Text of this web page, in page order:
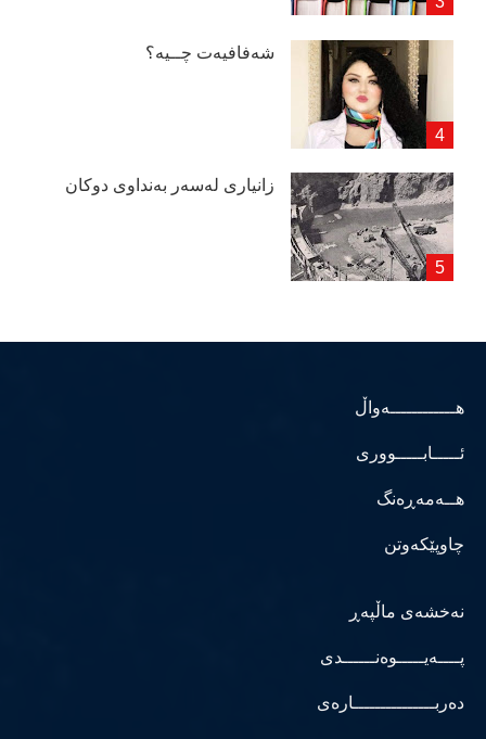
شەفافیەت چــیە؟
زانیاری لەسەر بەنداوی دوكان
هــــــــــــەواڵ
ئـــــابـــــووری
هــەمەڕەنگ
چاوپێکەوتن
نەخشەی ماڵپەڕ
پــــەیـــــوەنــــــدی
دەربـــــــــــــــارەی